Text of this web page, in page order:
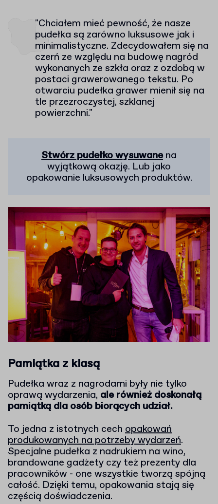
"Chciałem mieć pewność, że nasze
pudełka są zarówno luksusowe jak i
minimalistyczne. Zdecydowałem się na
czerń ze względu na budowę nagród
wykonanych ze szkła oraz z ozdobą w
postaci grawerowanego tekstu. Po
otwarciu pudełka grawer mienił się na
tle przezroczystej, szklanej
powierzchni."
Stwórz pudełko wysuwane na
wyjątkową okazję. Lub jako
opakowanie luksusowych produktów.
Pamiątka z klasą
Pudełka wraz z nagrodami były nie tylko
oprawą wydarzenia, ale również doskonałą
pamiątką dla osób biorących udział.
To jedna z istotnych cech opakowań
produkowanych na potrzeby wydarzeń.
Specjalne pudełka z nadrukiem na wino,
brandowane gadżety czy też prezenty dla
pracowników - one wszystkie tworzą spójną
całość. Dzięki temu, opakowania stają się
częścią doświadczenia.